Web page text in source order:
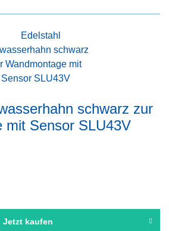
schwarz zur
mit Sensor SLU43V
Jetzt kaufen